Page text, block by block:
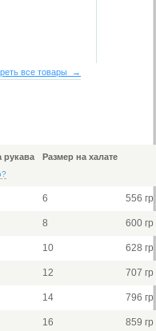
все товары →
рукава Размер на халате
6 556 гр
8 600 гр
10 628 гр
12 707 гр
14 796 гр
16
859 гр